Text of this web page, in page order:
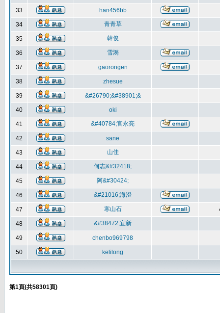
33 han456bb
34 青青草
35 韓俊
36 雪漪
37 gaorongen
38 zhesue
39 &#26790;&#38901;&
40 oki
41 &#40784;官永亮
42 sane
43 山佳
44 何志&#32418;
45 阿&#30424;
46 &#21016;海澄
47 寒山石
48 &#38472;宜新
49 chenbo969798
50 kelilong
第1頁(共58301頁)